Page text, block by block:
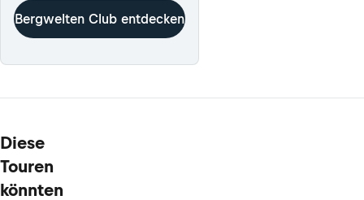
Bergwelten Club entdecken
Diese
Touren
könnten